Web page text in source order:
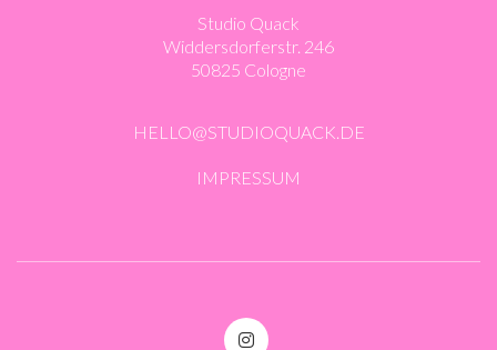
Studio Quack
Widdersdorferstr. 246
50825 Cologne
HELLO@STUDIOQUACK.DE
IMPRESSUM